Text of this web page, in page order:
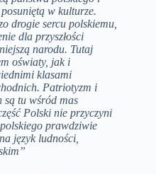
w kulturze.
drogie sercu polskiemu,
dla przyszłości
narodu. Tutaj
oświaty, jak i
klasami
Patriotyzm i
są tu wśród mas
Polski nie przyczyni
prawdziwie
język ludności,